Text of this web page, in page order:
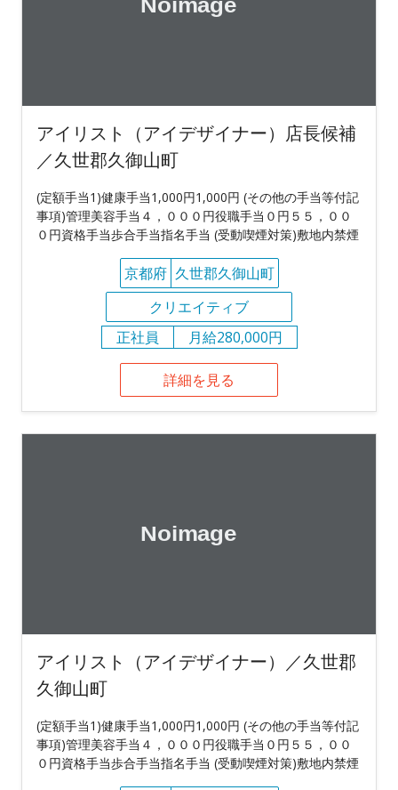
アイリスト（アイデザイナー）店長候補
／久世郡久御山町
(定額手当1)健康手当1,000円1,000円 (その他の手当等付記
事項)管理美容手当４，０００円役職手当０円５５，００
０円資格手当歩合手当指名手当 (受動喫煙対策)敷地内禁煙
京都府 久世郡久御山町
クリエイティブ
正社員
月給280,000円
詳細を見る
アイリスト（アイデザイナー）／久世郡
久御山町
(定額手当1)健康手当1,000円1,000円 (その他の手当等付記
事項)管理美容手当４，０００円役職手当０円５５，００
０円資格手当歩合手当指名手当 (受動喫煙対策)敷地内禁煙